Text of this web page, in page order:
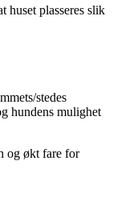
huset plasseres slik
stedes
hundens mulighet
og økt fare for